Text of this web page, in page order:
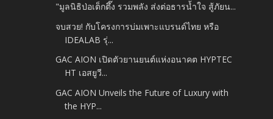
"มูลนิธิป่อเต็กตึ๊ง รวมพลัง ส่งต่อธารน้ำใจ สู้ภัยน...
จบสวย! กับโครงการบ่มเพาะแบรนด์ไทย หรือ
IDEALAB รุ่...
GAC AION เปิดตัวยานยนต์แห่งอนาคต HYPTEC
HT เอสยูวี...
GAC AION Unveils the Future of Luxury with
the HYP...